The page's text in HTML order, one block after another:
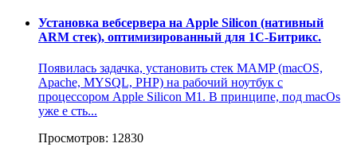
Установка вебсервера на Apple Silicon (нативный
ARM стек), оптимизированный для 1С-Битрикс.
Появилась задачка, установить стек MAMP (macOS,
Apache, MYSQL, PHP) на рабочий ноутбук с
процессором Apple Silicon M1. В принципе, под macOs
уже е сть...
Просмотров: 12830